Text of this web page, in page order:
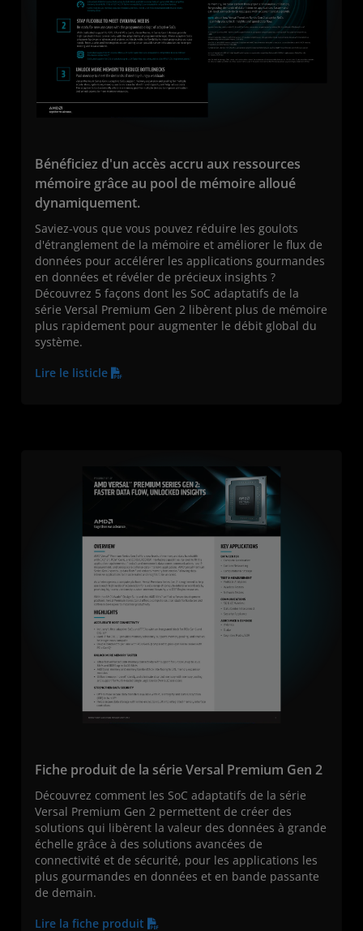
Bénéficiez d'un accès accru aux ressources
mémoire grâce au pool de mémoire alloué
dynamiquement.
Saviez-vous que vous pouvez réduire les goulots
d'étranglement de la mémoire et améliorer le flux de
données pour accélérer les applications gourmandes
en données et révéler de précieux insights ?
Découvrez 5 façons dont les SoC adaptatifs de la
série Versal Premium Gen 2 libèrent plus de mémoire
plus rapidement pour augmenter le débit global du
système.
Lire le listicle
Fiche produit de la série Versal Premium Gen 2
Découvrez comment les SoC adaptatifs de la série
Versal Premium Gen 2 permettent de créer des
solutions qui libèrent la valeur des données à grande
échelle grâce à des solutions avancées de
connectivité et de sécurité, pour les applications les
plus gourmandes en données et en bande passante
de demain.
Lire la fiche produit